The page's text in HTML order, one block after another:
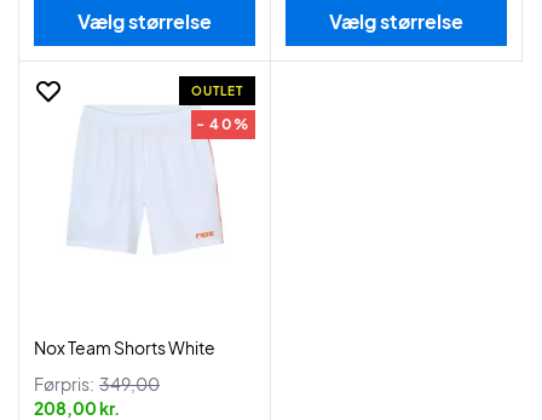
Vælg størrelse Vælg størrelse
OUTLET
- 40%
Nox Team Shorts White
Førpris: 349,00
208,00 kr.